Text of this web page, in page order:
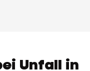
Unfall in